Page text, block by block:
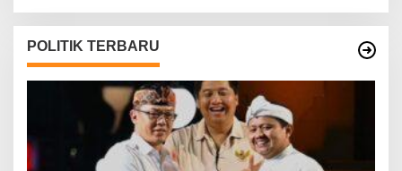
POLITIK TERBARU